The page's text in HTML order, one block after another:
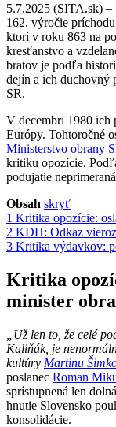
5.7.2025 (SITA.sk) –
162. výročie
ktorí v roku 863 na
kresťanstvo a
bratov je podľa
dejín a ich duchovný
SR.
V decembri 1980 ich
Európy. Tohtoročné
Ministerstvo obrany
kritiku opozície.
podujatie
Obsah skryť
1 Kritika opozície:
2 KDH: Odkaz
3 Kritika výdavkov:
Kritika
minister
„Už len to, že celé
Kaliňák, je
kultúry Martinu
poslanec Roman
sprístupnená len
hnutie Slovensko
konsolidácie.